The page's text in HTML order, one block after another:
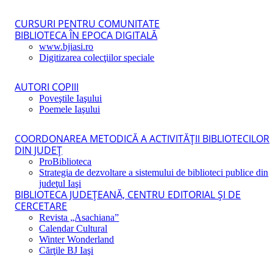
CURSURI PENTRU COMUNITATE
BIBLIOTECA ÎN EPOCA DIGITALĂ
www.bjiasi.ro
Digitizarea colecţiilor speciale
AUTORI COPIII
Poveştile Iaşului
Poemele Iaşului
COORDONAREA METODICĂ A ACTIVITĂŢII BIBLIOTECILOR
DIN JUDEŢ
ProBiblioteca
Strategia de dezvoltare a sistemului de biblioteci publice din
judeţul Iaşi
BIBLIOTECA JUDEŢEANĂ, CENTRU EDITORIAL ŞI DE
CERCETARE
Revista „Asachiana”
Calendar Cultural
Winter Wonderland
Cărţile BJ Iaşi